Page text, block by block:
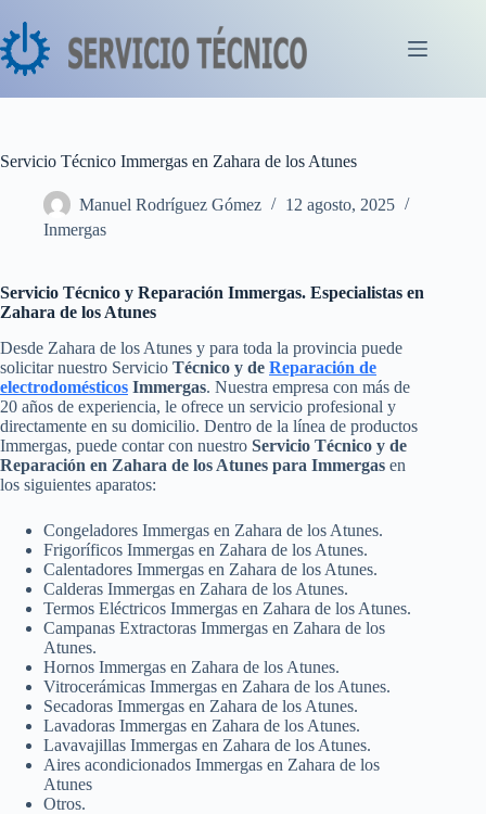
al
contenido
Servicio Técnico Immergas en Zahara de los Atunes
Manuel Rodríguez Gómez
12 agosto, 2025
Inmergas
Servicio Técnico y Reparación Immergas. Especialistas en
Zahara de los Atunes
Desde Zahara de los Atunes y para toda la provincia puede
solicitar nuestro Servicio Técnico y de Reparación de
electrodomésticos Immergas. Nuestra empresa con más de
20 años de experiencia, le ofrece un servicio profesional y
directamente en su domicilio. Dentro de la línea de productos
Immergas, puede contar con nuestro Servicio Técnico y de
Reparación en Zahara de los Atunes para Immergas en
los siguientes aparatos:
Congeladores Immergas en Zahara de los Atunes.
Frigoríficos Immergas en Zahara de los Atunes.
Calentadores Immergas en Zahara de los Atunes.
Calderas Immergas en Zahara de los Atunes.
Termos Eléctricos Immergas en Zahara de los Atunes.
Campanas Extractoras Immergas en Zahara de los
Atunes.
Hornos Immergas en Zahara de los Atunes.
Vitrocerámicas Immergas en Zahara de los Atunes.
Secadoras Immergas en Zahara de los Atunes.
Lavadoras Immergas en Zahara de los Atunes.
Lavavajillas Immergas en Zahara de los Atunes.
Aires acondicionados Immergas en Zahara de los
Atunes
Otros.